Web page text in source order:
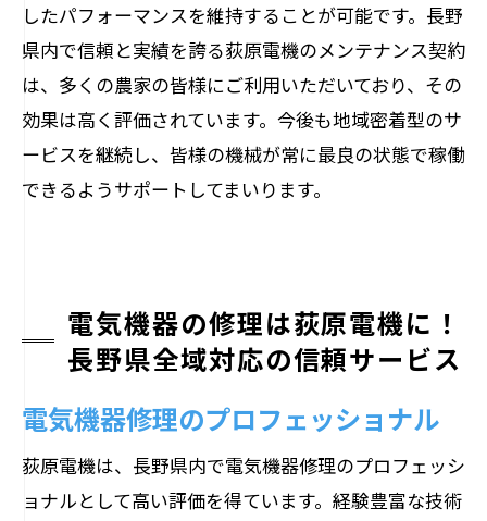
したパフォーマンスを維持することが可能です。長野
県内で信頼と実績を誇る荻原電機のメンテナンス契約
は、多くの農家の皆様にご利用いただいており、その
効果は高く評価されています。今後も地域密着型のサ
ービスを継続し、皆様の機械が常に最良の状態で稼働
できるようサポートしてまいります。
電気機器の修理は荻原電機に！
長野県全域対応の信頼サービス
電気機器修理のプロフェッショナル
荻原電機は、長野県内で電気機器修理のプロフェッシ
ョナルとして高い評価を得ています。経験豊富な技術